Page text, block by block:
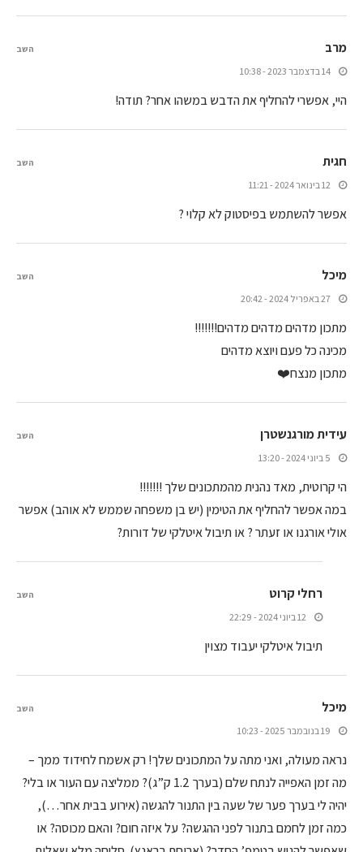
מרב
14 בדצמבר 2023 - 10:38
היי, אפשרי להחליף את הדבש במשהו אחר? תודה!
השב
חגית
12 בינואר 2024 - 11:21
אפשר להשתמש בפיסטוק לא קלוי ?
השב
מיכל
27 באפריל 2024 - 20:42
מתכון מדהים מדהים מדהים!!!!!!!
מכינה כל פעם ויוצא מדהים
מתכון מנצח❤️
השב
עידית מורגנשטרן
5 ביוני 2024 - 13:20
הי קרוטית, מאד נהנית מהמתכונים שלך !!!!!!!
במה אפשר להחליף את הטימין (יש בן משפחה שממש לא אוהב) אפשר
אולי אורגנו או זעתר ? או תיבול איטלקי של דורות?
השב
רחלי קרוט
12 ביוני 2024 - 22:29
תיבול איטלקי יעבוד מצוין
השב
מיכל
19 בנובמבר 2025 - 10:23
נראה מעולה, ואני מתה על המתכונים שלך! רק אשמח לחידוד ממך –
מה זמן האפייה לנתח שלם (בערך 1.2 ק”ג)? ממליצה עם העור או בלי?
יהיה לי בערך פער של שעה בין התנור להגשה (אירוע בבית אחר…),
כמה זמן לחמם בתנור לפני ההגשה? על איזה חום? והאם מכוסה? או
השב